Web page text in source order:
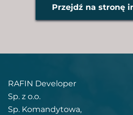
Przejdź na stronę
RAFIN Developer
Sp. z o.o.
Sp. Komandytowa,